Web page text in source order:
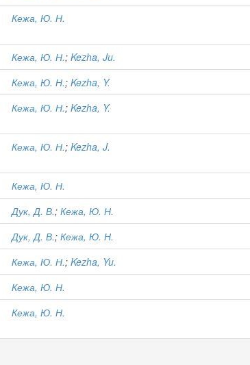
Кежа, Ю. Н.
Кежа, Ю. Н.; Kezha, Ju.
Кежа, Ю. Н.; Kezha, Y.
Кежа, Ю. Н.; Kezha, Y.
Кежа, Ю. Н.; Kezha, J.
Кежа, Ю. Н.
Дук, Д. В.; Кежа, Ю. Н.
Дук, Д. В.; Кежа, Ю. Н.
Кежа, Ю. Н.; Kezha, Yu.
Кежа, Ю. Н.
Кежа, Ю. Н.